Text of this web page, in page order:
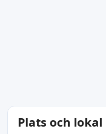
Plats och